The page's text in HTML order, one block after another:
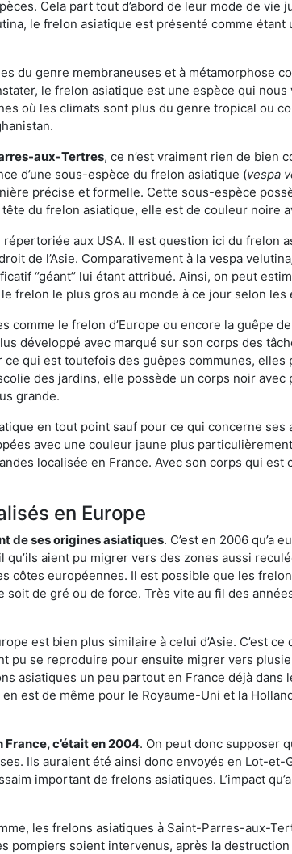
Cela part tout d’abord de leur mode de vie
le frelon asiatique est présenté comme
du genre membraneuses et à métamorphose
le frelon asiatique est une espèce qui nous
où les climats sont plus du genre tropical ou
aux-Tertres, ce n’est vraiment rien de bien
d’une sous-espèce du frelon asiatique (vespa
précise et formelle. Cette sous-espèce
du frelon asiatique, elle est de couleur noire
aux USA. Il est question ici du frelon
de l’Asie. Comparativement à la vespa velutina
‘’géant’’ lui étant attribué. Ainsi, on peut
le frelon le plus gros au monde à ce jour selon
comme le frelon d’Europe ou encore la guêpe
développé avec marqué sur son corps des
qui est toutefois des guêpes communes,
des jardins, elle possède un corps noir
grande.
en tout point sauf pour ce qui concerne
avec une couleur jaune plus
localisée en France. Avec son corps qui
en Europe
de ses origines asiatiques. C’est en 2006 qu’a
aient pu migrer vers des zones aussi
côtes européennes. Il est possible que les
de gré ou de force. Très vite au fil des
est bien plus similaire à celui d’Asie. C’est
pu se reproduire pour ensuite migrer vers
asiatiques un peu partout en France déjà dans
est de même pour le Royaume-Uni et la
c’était en 2004. On peut donc supposer
Ils auraient été ainsi donc envoyés en Lot-et-
important de frelons asiatiques. L’impact
les frelons asiatiques à Saint-Parres-aux-
pompiers soient intervenus, après la